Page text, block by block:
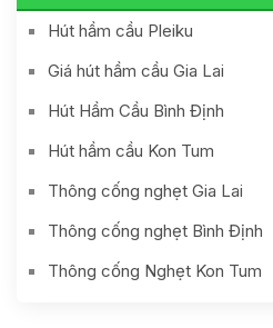
Hút hầm cầu Pleiku
Giá hút hầm cầu Gia Lai
Hút Hầm Cầu Bình Định
Hút hầm cầu Kon Tum
Thông cống nghẹt Gia Lai
Thông cống nghẹt Bình Định
Thông cống Nghẹt Kon Tum